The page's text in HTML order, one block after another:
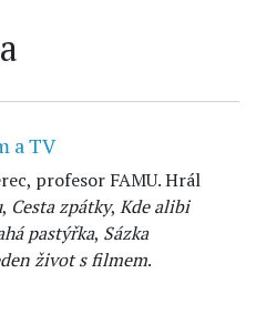
a TV
profesor FAMU. Hrál
, Cesta zpátky, Kde alibi
pastýřka, Sázka
život s filmem.